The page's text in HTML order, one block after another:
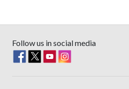
Follow us in social media